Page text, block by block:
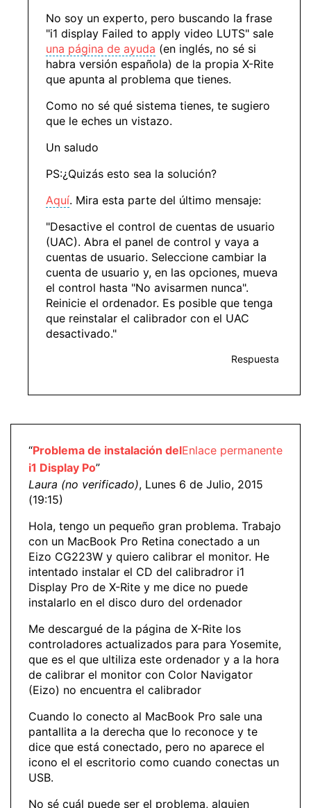
No soy un experto, pero buscando la frase
"i1 display Failed to apply video LUTS" sale
una página de ayuda (en inglés, no sé si
habra versión española) de la propia X-Rite
que apunta al problema que tienes.
Como no sé qué sistema tienes, te sugiero
que le eches un vistazo.
Un saludo
PS:¿Quizás esto sea la solución?
Aquí. Mira esta parte del último mensaje:
"Desactive el control de cuentas de usuario
(UAC). Abra el panel de control y vaya a
cuentas de usuario. Seleccione cambiar la
cuenta de usuario y, en las opciones, mueva
el control hasta "No avisarmen nunca".
Reinicie el ordenador. Es posible que tenga
que reinstalar el calibrador con el UAC
desactivado."
Respuesta
Enlace permanente
“Problema de instalación del
i1 Display Po”
Laura (no verificado), Lunes 6 de Julio, 2015
(19:15)
Hola, tengo un pequeño gran problema. Trabajo
con un MacBook Pro Retina conectado a un
Eizo CG223W y quiero calibrar el monitor. He
intentado instalar el CD del calibradror i1
Display Pro de X-Rite y me dice no puede
instalarlo en el disco duro del ordenador
Me descargué de la página de X-Rite los
controladores actualizados para para Yosemite,
que es el que ultiliza este ordenador y a la hora
de calibrar el monitor con Color Navigator
(Eizo) no encuentra el calibrador
Cuando lo conecto al MacBook Pro sale una
pantallita a la derecha que lo reconoce y te
dice que está conectado, pero no aparece el
icono el el escritorio como cuando conectas un
USB.
No sé cuál puede ser el problema, alguien